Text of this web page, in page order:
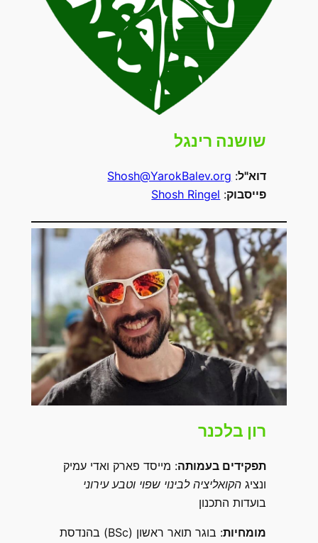
שושנה רינגל
דוא"ל:
Shosh@YarokBalev.org
פייסבוק:
Shosh Ringel
רון בלכנר
תפקידים בעמותה: מייסד פארק ואדי עמיק
ונציג הקואליציה לבינוי שפוי וטבע עירוני
בועדות התכנון
מומחיות
: בוגר תואר ראשון (BSc) בהנדסת